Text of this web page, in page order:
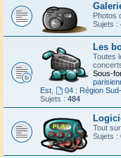
Photos
Sujets :
Les
Toutes
Sous-
Est
04 : Région
Sujets : 484
Tout
Sujets :